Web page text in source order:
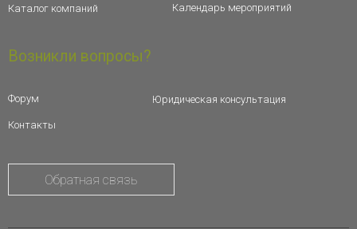
Каталог компаний Календарь мероприятий
Возникли вопросы?
Форум
Контакты
Юридическая консультация
Обратная связь